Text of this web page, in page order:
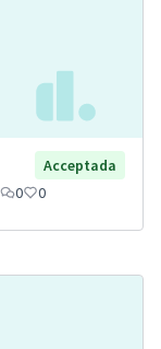
Acceptada
0 0